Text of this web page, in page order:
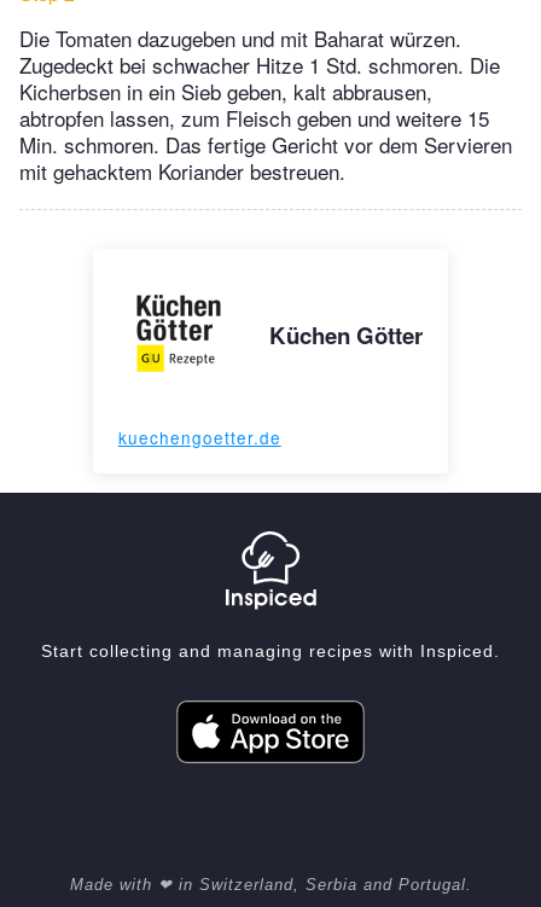
Die Tomaten dazugeben und mit Baharat würzen.
Zugedeckt bei schwacher Hitze 1 Std. schmoren. Die
Kicherbsen in ein Sieb geben, kalt abbrausen,
abtropfen lassen, zum Fleisch geben und weitere 15
Min. schmoren. Das fertige Gericht vor dem Servieren
mit gehacktem Koriander bestreuen.
Küchen Götter
kuechengoetter.de
Start collecting and managing recipes with Inspiced.
Made with ❤ in Switzerland, Serbia and Portugal.